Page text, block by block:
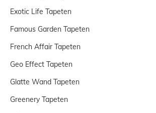
Glatte Wand Tapeten
Greenery Tapeten
Exotic Life Tapeten
Geo Effect Tapeten
Famous Garden Tapeten
French Affair Tapeten